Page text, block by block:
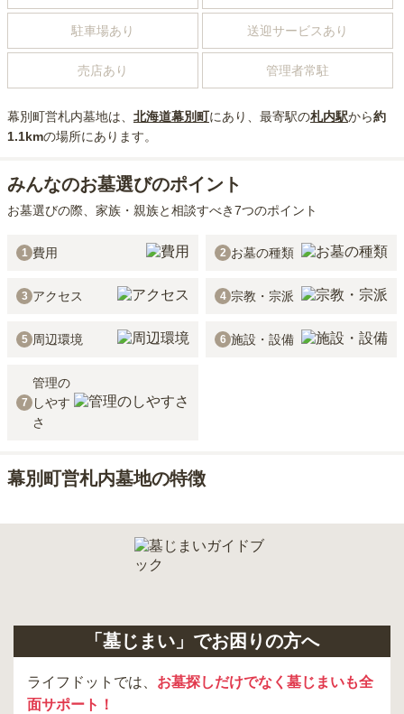
駐車場あり 送迎サービスあり
売店あり 管理者常駐
幕別町営札内墓地は、 北海道幕別町にあり 、最寄駅の札内駅から約
1.1kmの場所にあり ます。
みんなのお墓選びのポイント
お墓選びの際、家族・親族と相談すべき7つのポイント
1 費用 2 お墓の種類
3 アクセス 4 宗教・宗派
5 周辺環境 6 施設・設備
7
管理の
しやす
さ
幕別町営札内墓地の特徴
「墓じまい」でお困りの方へ
ライフドットでは、 お墓探しだけでなく墓じまいも全
面サポート！